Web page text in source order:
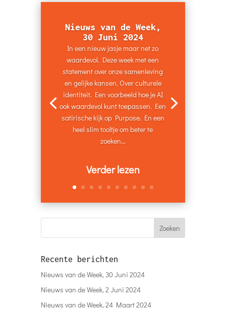
Nieuws van de Week,
30 Juni 2024
In een nieuw jasje maar net zo
waardevol. Deze week met een
statement over onze samenleving
en gelijke kansen. Over culturele
identiteit. Een voorbeeld hoe je AI
ook waardevol kunt toepassen. Een
satirische kijk op Purpose. En een
heel slim tooltje om beter te
zoeken...
Verder lezen
Recente berichten
Nieuws van de Week, 30 Juni 2024
Nieuws van de Week, 2 Juni 2024
Nieuws van de Week, 24 Maart 2024